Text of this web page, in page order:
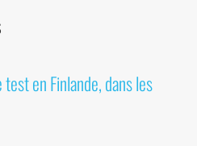
en Finlande, dans les